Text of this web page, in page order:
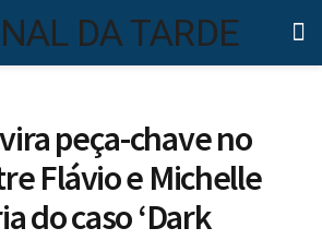
peça-chave no
Flávio e Michelle
do caso ‘Dark